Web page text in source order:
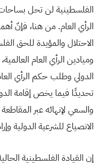
الفلسطينية لن تحل
الرأي العام. من هنا، فإنّ
الاحتلال والمؤيدة للحق
وميادين الرأي العام
الدولي وطلب حكم الرأي
تحديدًا فيما يخص إقامة
والسعي لإنهائه عبر
الانصياع للشرعية الدولية
إن القيادة الفلسطينية